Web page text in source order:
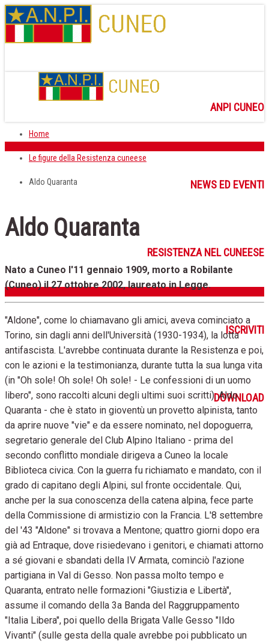
ANPI CUNEO
NEWS ED EVENTI
RESISTENZA NEL CUNEESE
ISCRIVITI
DOWNLOAD
Home
Le figure della Resistenza cuneese
Aldo Quaranta
Aldo Quaranta
Nato a Cuneo l'11 gennaio 1909, morto a Robilante
(Cuneo) il 27 ottobre 2002, laureato in Legge.
"Aldone", come lo chiamavano gli amici, aveva cominciato a
Torino, sin dagli anni dell'Università (1930-1934), la lotta
antifascista. L'avrebbe continuata durante la Resistenza e poi,
con le azioni e la testimonianza, durante tutta la sua lunga vita
(in "Oh sole! Oh sole! Oh sole! - Le confessioni di un uomo
libero", sono raccolti alcuni degli ultimi suoi scritti). Aldo
Quaranta - che è stato in gioventù un provetto alpinista, tanto
da aprire nuove "vie" e da essere nominato, nel dopoguerra,
segretario generale del Club Alpino Italiano - prima del
secondo conflitto mondiale dirigeva a Cuneo la locale
Biblioteca civica. Con la guerra fu richiamato e mandato, con il
grado di capitano degli Alpini, sul fronte occidentale. Qui,
anche per la sua conoscenza della catena alpina, fece parte
della Commissione di armistizio con la Francia. L'8 settembre
del '43 "Aldone" si trovava a Mentone; quattro giorni dopo era
già ad Entraque, dove risiedevano i genitori, e chiamati attorno
a sé giovani e sbandati della IV Armata, cominciò l'azione
partigiana in Val di Gesso. Non passa molto tempo e
Quaranta, entrato nelle formazioni "Giustizia e Libertà",
assume il comando della 3a Banda del Raggruppamento
"Italia Libera", poi quello della Brigata Valle Gesso "Ildo
Vivanti" (sulle gesta della quale avrebbe poi pubblicato un